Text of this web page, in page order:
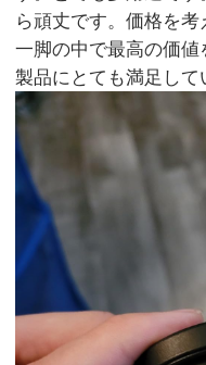
ら頑丈です。価格を
一脚の中で最高の価
製品にとても満足して